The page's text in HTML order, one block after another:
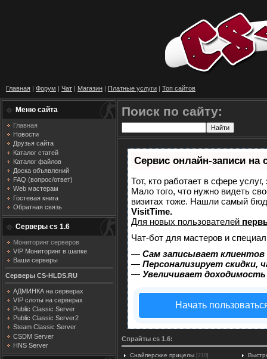
Главная | Форум | Чат | Магазин | Платные услуги | Топ сайтов
Меню сайта
Главная
Новости
Друзья сайта
Каталог статей
Каталог файлов
Доска объявлений
FAQ (вопрос/ответ)
Web мастерам
Гостевая книга
Обратная связь
Серверы cs 1.6
Мониторинг серверов
VIP Мониторинг в шапке
Ваши серверы
Серверы CS-HLDS.RU
АДМИНКА на серверах
VIP слоты на серверах
Public Classic Server
Public Classic Server2
Steam Classic Server
CSDM Server
HNS Server
Поиск по сайту:
Сервис онлайн-записи на
Тот, кто работает в сфере
Мало того, что нужно видеть
визитах тоже. Нашли самый
VisitTime.
Для новых пользователей
Чат-бот для мастеров и
— Сам записывает
— Персонализирует скидки,
— Увеличивает
Начать
Спрайты cs 1.6:
Снайперские прицелы [210]